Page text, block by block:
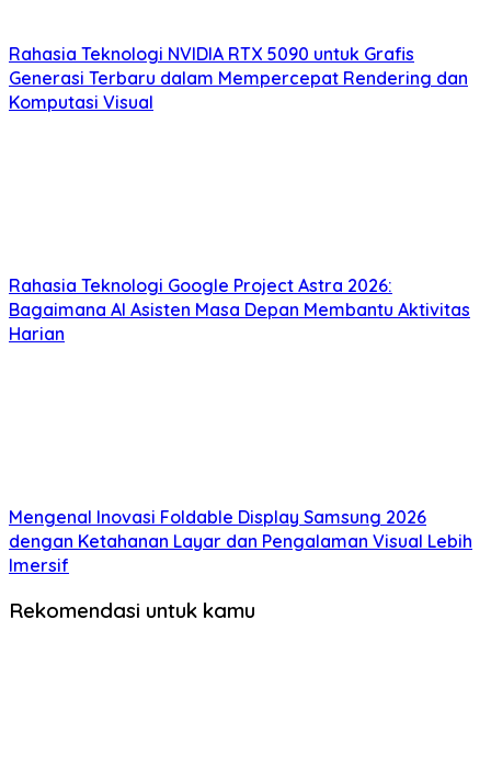
Rahasia Teknologi NVIDIA RTX 5090 untuk Grafis
Generasi Terbaru dalam Mempercepat Rendering dan
Komputasi Visual
Rahasia Teknologi Google Project Astra 2026:
Bagaimana AI Asisten Masa Depan Membantu Aktivitas
Harian
Mengenal Inovasi Foldable Display Samsung 2026
dengan Ketahanan Layar dan Pengalaman Visual Lebih
Imersif
Rekomendasi untuk kamu